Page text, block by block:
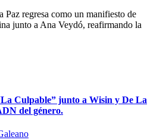
Paz regresa como un manifiesto de
junto a Ana Veydó, reafirmando la
Culpable” junto a Wisin y De La
del género.